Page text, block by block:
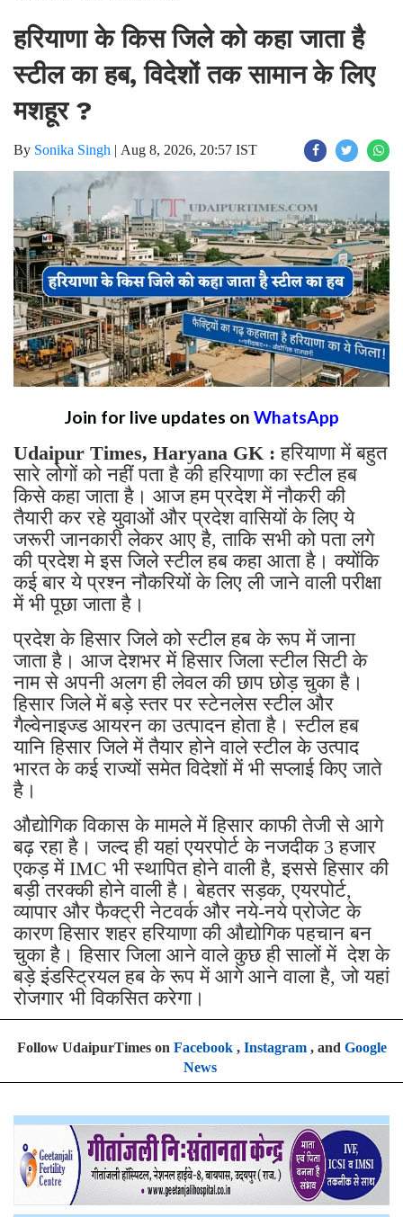
हरियाणा के किस जिले को कहा जाता है
स्टील का हब, विदेशों तक सामान के लिए
मशहूर ?
By Sonika Singh | Aug 8, 2026, 20:57 IST
Join for live updates on WhatsApp
Udaipur Times, Haryana GK :हरियाणा में बहुत
सारे लोगों को नहीं पता है की हरियाणा का स्टील हब
किसे कहा जाता है। आज हम प्रदेश में नौकरी की
तैयारी कर रहे युवाओं और प्रदेश वासियों के लिए ये
जरूरी जानकारी लेकर आए है, ताकि सभी को पता लगे
की प्रदेश मे इस जिले स्टील हब कहा आता है। क्योंकि
कई बार ये प्रश्न नौकरियों के लिए ली जाने वाली परीक्षा
में भी पूछा जाता है।
प्रदेश के हिसार जिले को स्टील हब के रूप में जाना
जाता है। आज देशभर में हिसार जिला स्टील सिटी के
नाम से अपनी अलग ही लेवल की छाप छोड़ चुका है।
हिसार जिले में बड़े स्तर पर स्टेनलेस स्टील और
गैल्वेनाइज्ड आयरन का उत्पादन होता है। स्टील हब
यानि हिसार जिले में तैयार होने वाले स्टील के उत्पाद
भारत के कई राज्यों समेत विदेशों में भी सप्लाई किए जाते
है।
औद्योगिक विकास के मामले में हिसार काफी तेजी से आगे
बढ़ रहा है। जल्द ही यहां एयरपोर्ट के नजदीक 3 हजार
एकड़ में IMC भी स्थापित होने वाली है, इससे हिसार की
बड़ी तरक्की होने वाली है। बेहतर सड़क, एयरपोर्ट,
व्यापार और फैक्ट्री नेटवर्क और नये-नये प्रोजेट के
कारण हिसार शहर हरियाणा की औद्योगिक पहचान बन
चुका है। हिसार जिला आने वाले कुछ ही सालों में देश के
बड़े इंडस्ट्रियल हब के रूप में आगे आने वाला है, जो यहां
रोजगार भी विकसित करेगा।
Follow UdaipurTimes on Facebook, Instagram, and Google
News